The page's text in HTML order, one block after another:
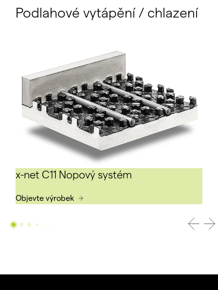
Podlahové vytápění / chlazení
x-net C11 Nopový systém
Objevte výrobek